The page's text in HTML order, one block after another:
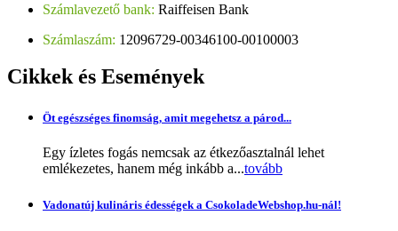
Számlavezető bank: Raiffeisen Bank
Számlaszám: 12096729-00346100-00100003
Cikkekés Események
Öt egészséges finomság, amit megehetsz a párod...
Egy ízletes fogás nemcsak az étkezőasztalnál lehet
emlékezetes, hanem még inkább a...tovább
Vadonatúj kulináris édességek a CsokoladeWebshop.hu-nál!